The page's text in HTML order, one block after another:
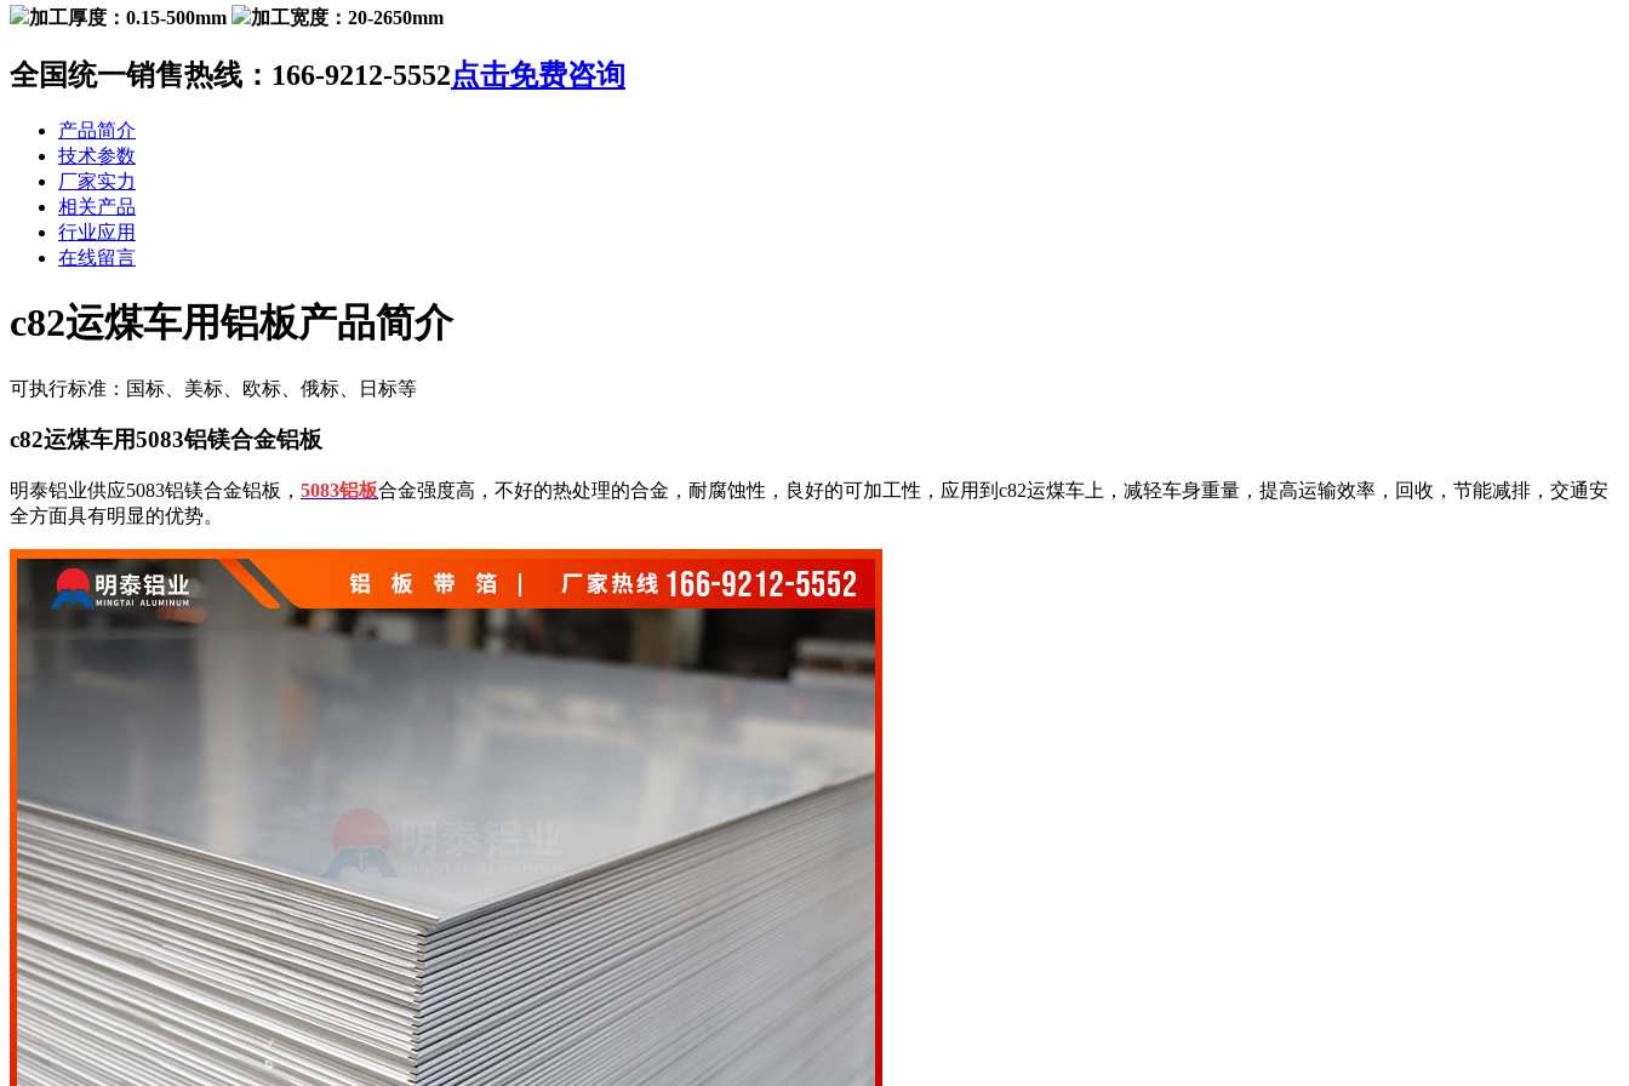
加工厚度：0.15-500mm 加工宽度：20-2650mm
全国统一销售热线： 166-9212-5552点击免费咨询
产品简介
技术参数
厂家实力
相关产品
行业应用
在线留言
c82运煤车用铝板产品简介
可执行标准：国标、美标、欧标、俄标、日标等
c82运煤车用5083铝镁合金铝板
明泰铝业供应5083铝镁合金铝板， 5083铝板合金强度高，不好的热处理的合金，耐腐蚀性，良好的可加工性，应用到c82运煤车上，减轻车身重量，提高运输效率，回收，节能减排，交通安
全方面具有明显的优势。